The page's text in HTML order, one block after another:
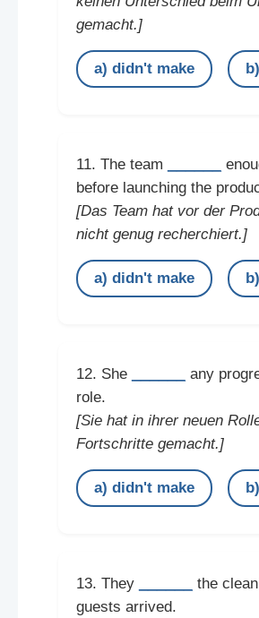
gemacht.]
a) didn't make
11. The team
before launching the
[Das Team hat vor der
nicht genug recherchiert.]
a) didn't make
12. She
any
role.
[Sie hat in ihrer neuen
Fortschritte gemacht.]
a) didn't make
13. They
the
guests arrived.